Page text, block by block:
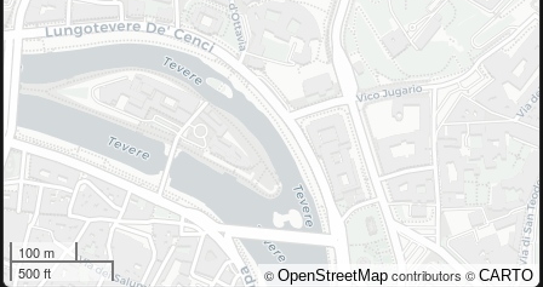
100 m
500 ft
© OpenStreetMap contributors © CARTO